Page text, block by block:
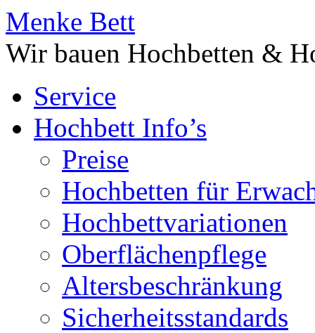
Menke Bett
Wir bauen Hochbetten &
Service
Hochbett Info’s
Preise
Hochbetten für
Hochbettvariationen
Oberflächenpflege
Altersbeschränkung
Sicherheitsstandards